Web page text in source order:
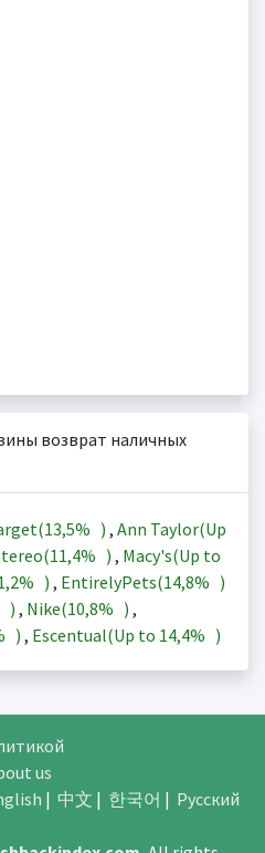
возврат наличных
13,5% ) , Ann Taylor(Up
11,4% ) , Macy's(Up to
) , EntirelyPets(14,8% )
) , Nike(10,8% ) ,
) , Escentual(Up to 14,4% )
us
| 中文 | 한국어 | Русский